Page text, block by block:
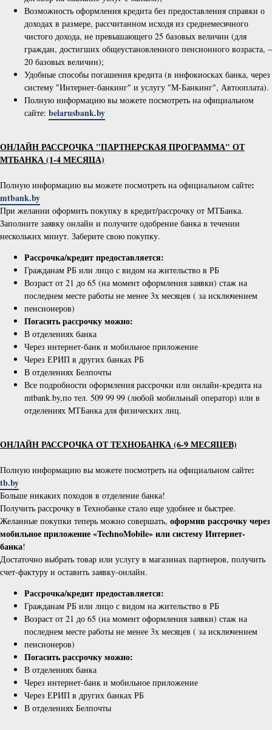
Возможность оформления кредита без предоставления справки о
доходах в размере, рассчитанном исходя из среднемесячного
чистого дохода, не превышающего 25 базовых величин (для
граждан, достигших общеустановленного пенсионного возраста, –
20 базовых величин);
Удобные способы погашения кредита (в инфокиосках банка, через
систему "Интернет-банкинг" и услугу "М-Банкинг", Автооплата).
Полную информацию вы можете посмотреть на официальном
сайте: belarusbank.by
ОНЛАЙН РАССРОЧКА "ПАРТНЕРСКАЯ ПРОГРАММА" ОТ
МТБАНКА (1-4 МЕСЯЦА)
Полную информацию вы можете посмотреть на официальном сайте:
mtbank.by
При желании оформить покупку в кредит/рассрочку от МТБанка.
Заполните заявку онлайн и получите одобрение банка в течении
нескольких минут. Заберите свою покупку.
Рассрочка/кредит предоставляется:
Гражданам РБ или лицо с видом на жительство в РБ
Возраст от 21 до 65 (на момент оформления заявки) стаж на
последнем месте работы не менее 3х месяцев ( за исключением
пенсионеров)
Погасить рассрочку можно:
В отделениях банка
Через интернет-банк и мобильное приложение
Через ЕРИП в других банках РБ
В отделениях Белпочты
Все подробности оформления рассрочки или онлайн-кредита на
mtbank.by,по тел. 509 99 99 (любой мобильный оператор) или в
отделениях МТБанка для физических лиц.
ОНЛАЙН РАССРОЧКА ОТ ТЕХНОБАНКА (6-9 МЕСЯЦЕВ)
Полную информацию вы можете посмотреть на официальном сайте:
tb.by
Больше никаких походов в отделение банка!
Получить рассрочку в Технобанке стало еще удобнее и быстрее.
Желанные покупки теперь можно совершать, оформив рассрочку через
мобильное приложение «TechnoMobile» или систему Интернет-​
банка!
Достаточно выбрать товар или услугу в магазинах партнеров, получить
счет-​фактуру и оставить заявку-​онлайн.
Рассрочка/кредит предоставляется:
Гражданам РБ или лицо с видом на жительство в РБ
Возраст от 21 до 65 (на момент оформления заявки) стаж на
последнем месте работы не менее 3х месяцев ( за исключением
пенсионеров)
Погасить рассрочку можно:
В отделениях банка
Через интернет-банк и мобильное приложение
Через ЕРИП в других банках РБ
В отделениях Белпочты